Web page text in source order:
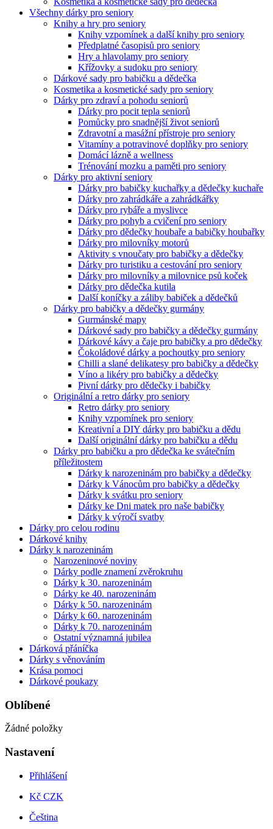
Všechny dárky pro seniory
Knihy a hry pro seniory
Knihy vzpomínek a další knihy pro seniory
Předplatné časopisů pro seniory
Hry a hlavolamy pro seniory
Křížovky a sudoku pro seniory
Dárkové sady pro babičku a dědečka
Kosmetika a kosmetické sady pro seniory
Dárky pro zdraví a pohodu seniorů
Dárky pro pocit tepla seniorů
Pomůcky pro snadnější život seniorů
Zdravotní a masážní přístroje pro seniory
Vitamíny a potravinové doplňky pro seniory
Domácí lázně a wellness
Trénování mozku a paměti pro seniory
Dárky pro aktivní seniory
Dárky pro babičky kuchařky a dědečky kuchaře
Dárky pro zahrádkáře a zahrádkářky
Dárky pro rybáře a myslivce
Dárky pro pohyb a cvičení pro seniory
Dárky pro dědečky houbaře a babičky houbařky
Dárky pro milovníky motorů
Aktivity s vnoučaty pro babičky a dědečky
Dárky pro turistiku a cestování pro seniory
Dárky pro milovníky a milovnice psů koček
Dárky pro dědečka kutila
Další koníčky a záliby babiček a dědečků
Dárky pro babičky a dědečky gurmány
Gurmánské mapy
Dárkové sady pro babičky a dědečky gurmány
Dárkové kávy a čaje pro babičky a pro dědečky
Čokoládové dárky a pochoutky pro seniory
Chilli a slané delikatesy pro babičky a dědečky
Víno a likéry pro babičky a dědečky
Pivní dárky pro dědečky i babičky
Originální a retro dárky pro seniory
Retro dárky pro seniory
Knihy vzpomínek pro seniory
Kreativní a DIY dárky pro babičku a dědu
Další originální dárky pro babičku a dědu
Dárky pro babičku a pro dědečka ke svátečním
příležitostem
Dárky k narozeninám pro babičky a dědečky
Dárky k Vánocům pro babičky a dědečky
Dárky k svátku pro seniory
Dárky ke Dni matek pro naše babičky
Dárky k výročí svatby
Dárky pro celou rodinu
Dárkové knihy
Dárky k narozeninám
Narozeninové noviny
Dárky podle znamení zvěrokruhu
Dárky k 30. narozeninám
Dárky ke 40. narozeninám
Dárky k 50. narozeninám
Dárky k 60. narozeninám
Dárky k 70. narozeninám
Ostatní významná jubilea
Dárková přáníčka
Dárky s věnováním
Krása pomoci
Dárkové poukazy
Oblíbené
Žádné položky
Nastavení
Přihlášení
Kč CZK
Čeština